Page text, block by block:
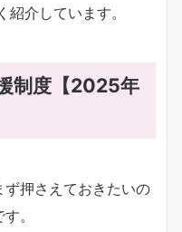
紹介しています。
制度【2025年
ず押さえておきたいの
。